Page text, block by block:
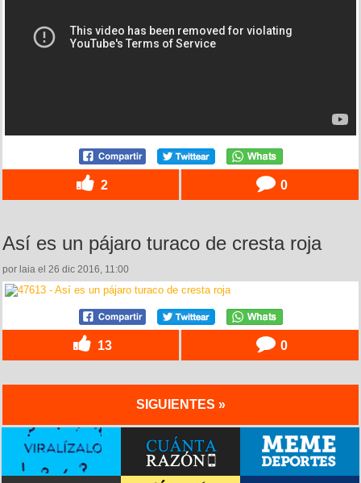
2 0
Así es un pájaro turaco de cresta roja
por laia el 26 dic 2016, 11:00
13 0
SIGUIENTES »